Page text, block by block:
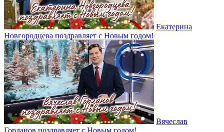
Екатерина
Новгородцева поздравляет с Новым годом!
Вячеслав
Горланов поздравляет с Новым годом!